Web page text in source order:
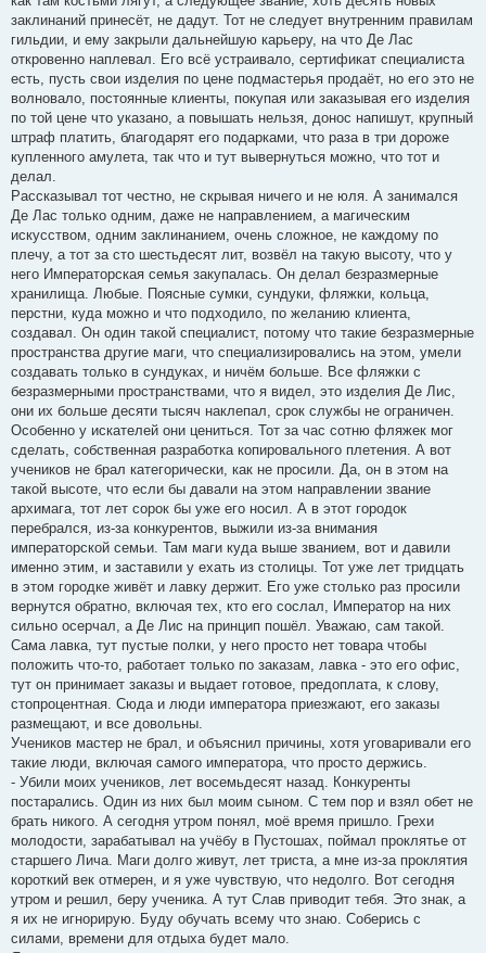
заклинаний принесёт, не дадут. Тот не следует внутренним правилам
гильдии, и ему закрыли дальнейшую карьеру, на что Де Лас
откровенно наплевал. Его всё устраивало, сертификат специалиста
есть, пусть свои изделия по цене подмастерья продаёт, но его это не
волновало, постоянные клиенты, покупая или заказывая его изделия
по той цене что указано, а повышать нельзя, донос напишут, крупный
штраф платить, благодарят его подарками, что раза в три дороже
купленного амулета, так что и тут вывернуться можно, что тот и
делал.
Рассказывал тот честно, не скрывая ничего и не юля. А занимался
Де Лас только одним, даже не направлением, а магическим
искусством, одним заклинанием, очень сложное, не каждому по
плечу, а тот за сто шестьдесят лит, возвёл на такую высоту, что у
него Императорская семья закупалась. Он делал безразмерные
хранилища. Любые. Поясные сумки, сундуки, фляжки, кольца,
перстни, куда можно и что подходило, по желанию клиента,
создавал. Он один такой специалист, потому что такие безразмерные
пространства другие маги, что специализировались на этом, умели
создавать только в сундуках, и ничём больше. Все фляжки с
безразмерными пространствами, что я видел, это изделия Де Лис,
они их больше десяти тысяч наклепал, срок службы не ограничен.
Особенно у искателей они цениться. Тот за час сотню фляжек мог
сделать, собственная разработка копировального плетения. А вот
учеников не брал категорически, как не просили. Да, он в этом на
такой высоте, что если бы давали на этом направлении звание
архимага, тот лет сорок бы уже его носил. А в этот городок
перебрался, из-за конкурентов, выжили из-за внимания
императорской семьи. Там маги куда выше званием, вот и давили
именно этим, и заставили у ехать из столицы. Тот уже лет тридцать
в этом городке живёт и лавку держит. Его уже столько раз просили
вернутся обратно, включая тех, кто его сослал, Император на них
сильно осерчал, а Де Лис на принцип пошёл. Уважаю, сам такой.
Сама лавка, тут пустые полки, у него просто нет товара чтобы
положить что-то, работает только по заказам, лавка - это его офис,
тут он принимает заказы и выдает готовое, предоплата, к слову,
стопроцентная. Сюда и люди императора приезжают, его заказы
размещают, и все довольны.
Учеников мастер не брал, и объяснил причины, хотя уговаривали его
такие люди, включая самого императора, что просто держись.
- Убили моих учеников, лет восемьдесят назад. Конкуренты
постарались. Один из них был моим сыном. С тем пор и взял обет не
брать никого. А сегодня утром понял, моё время пришло. Грехи
молодости, зарабатывал на учёбу в Пустошах, поймал проклятье от
старшего Лича. Маги долго живут, лет триста, а мне из-за проклятия
короткий век отмерен, и я уже чувствую, что недолго. Вот сегодня
утром и решил, беру ученика. А тут Слав приводит тебя. Это знак, а
я их не игнорирую. Буду обучать всему что знаю. Соберись с
силами, времени для отдыха будет мало.